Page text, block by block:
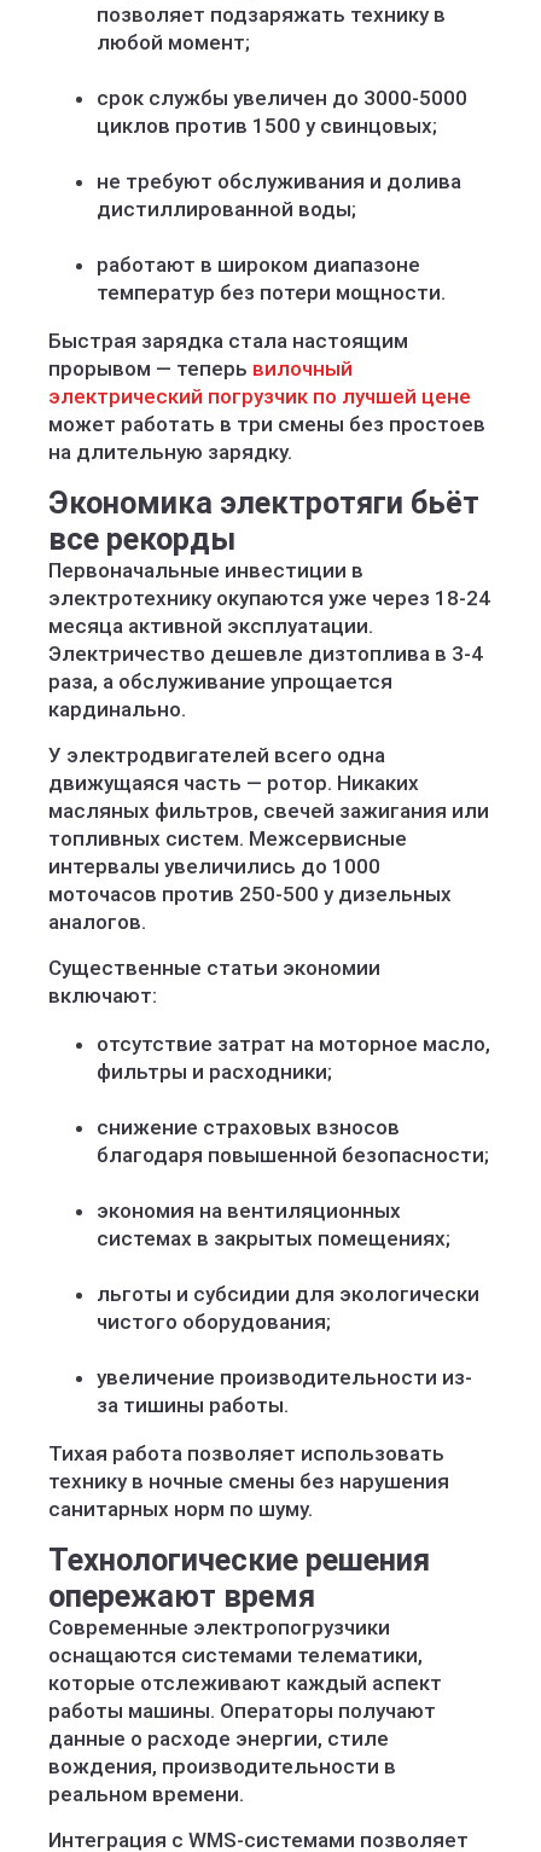
позволяет подзаряжать технику в
любой момент;
срок службы увеличен до 3000-5000
циклов против 1500 у свинцовых;
не требуют обслуживания и долива
дистиллированной воды;
работают в широком диапазоне
температур без потери мощности.
Быстрая зарядка стала настоящим
прорывом — теперь вилочный
электрический погрузчик по лучшей цене
может работать в три смены без простоев
на длительную зарядку.
Экономика электротяги бьёт
все рекорды
Первоначальные инвестиции в
электротехнику окупаются уже через 18-24
месяца активной эксплуатации.
Электричество дешевле дизтоплива в 3-4
раза, а обслуживание упрощается
кардинально.
У электродвигателей всего одна
движущаяся часть — ротор. Никаких
масляных фильтров, свечей зажигания или
топливных систем. Межсервисные
интервалы увеличились до 1000
моточасов против 250-500 у дизельных
аналогов.
Существенные статьи экономии
включают:
отсутствие затрат на моторное масло,
фильтры и расходники;
снижение страховых взносов
благодаря повышенной безопасности;
экономия на вентиляционных
системах в закрытых помещениях;
льготы и субсидии для экологически
чистого оборудования;
увеличение производительности из-
за тишины работы.
Тихая работа позволяет использовать
технику в ночные смены без нарушения
санитарных норм по шуму.
Технологические решения
опережают время
Современные электропогрузчики
оснащаются системами телематики,
которые отслеживают каждый аспект
работы машины. Операторы получают
данные о расходе энергии, стиле
вождения, производительности в
реальном времени.
Интеграция с WMS-системами позволяет